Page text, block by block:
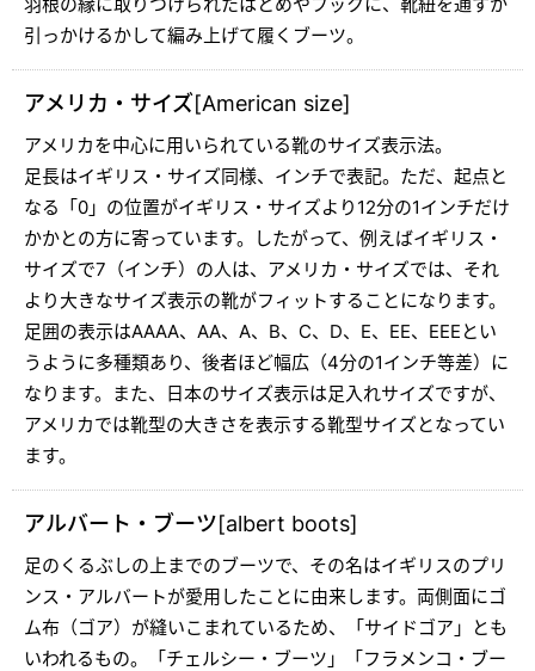
引っかけるかして編み上げて履くブーツ。
アメリカ・サイズ[American size]
アメリカを中心に用いられている靴のサイズ表示法。
足長はイギリス・サイズ同様、インチで表記。ただ、起点と
なる「0」の位置がイギリス・サイズより12分の1インチだけ
かかとの方に寄っています。したがって、例えばイギリス・
サイズで7（インチ）の人は、アメリカ・サイズでは、それ
より大きなサイズ表示の靴がフィットすることになります。
足囲の表示はAAAA、AA、A、B、C、D、E、EE、EEEとい
うように多種類あり、後者ほど幅広（4分の1インチ等差）に
なります。また、日本のサイズ表示は足入れサイズですが、
アメリカでは靴型の大きさを表示する靴型サイズとなってい
ます。
アルバート・ブーツ[albert boots]
足のくるぶしの上までのブーツで、その名はイギリスのプリ
ンス・アルバートが愛用したことに由来します。両側面にゴ
ム布（ゴア）が縫いこまれているため、「サイドゴア」とも
いわれるもの。「チェルシー・ブーツ」「フラメンコ・ブー